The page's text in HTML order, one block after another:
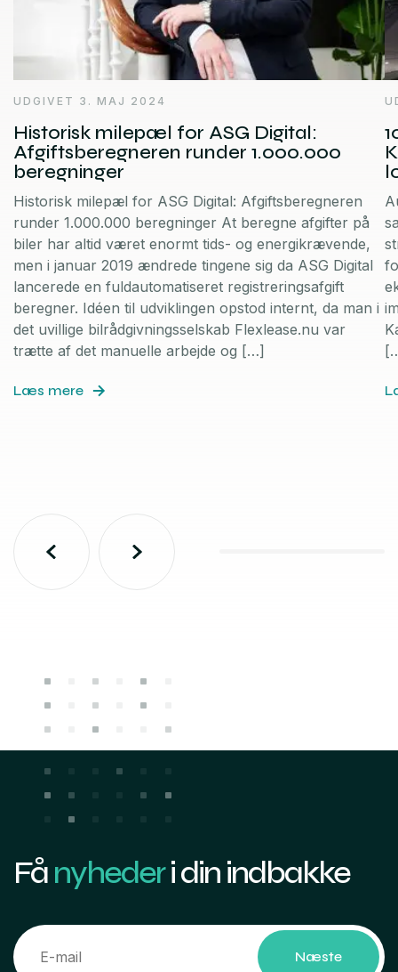
UDGIVET 3. MAJ 2024
Historisk milepæl for ASG Digital:
Afgiftsberegneren runder 1.000.000
beregninger
Historisk milepæl for ASG Digital: Afgiftsberegneren
runder 1.000.000 beregninger At beregne afgifter på
biler har altid været enormt tids- og energikrævende,
men i januar 2019 ændrede tingene sig da ASG Digital
lancerede en fuldautomatiseret registreringsafgift
beregner. Idéen til udviklingen opstod internt, da man i
det uvillige bilrådgivningsselskab Flexlease.nu var
trætte af det manuelle arbejde og […]
Læs mere
Fånyhederi din indbakke
Næste